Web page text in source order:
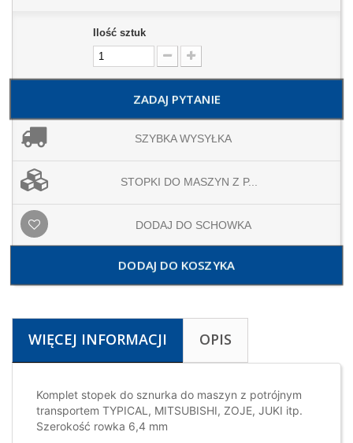
Ilość sztuk
ZADAJ PYTANIE
SZYBKA WYSYŁKA
STOPKI DO MASZYN Z P...
DODAJ DO SCHOWKA
DODAJ DO KOSZYKA
WIĘCEJ INFORMACJI OPIS
Komplet stopek do sznurka do maszyn z potrójnym
transportem TYPICAL, MITSUBISHI, ZOJE, JUKI itp.
Szerokość rowka 6,4 mm